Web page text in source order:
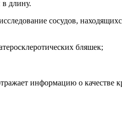
в длину.
сосудов,
бляшек;
информацию о качестве